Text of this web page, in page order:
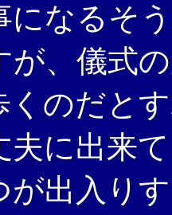
になるそ
が、儀式
くのだと
夫に出来
が出入り